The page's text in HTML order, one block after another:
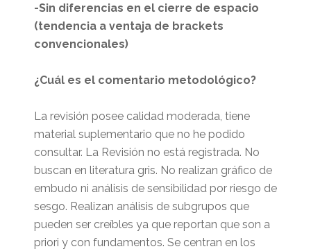
-Sin diferencias en el cierre de espacio
(tendencia a ventaja de brackets
convencionales)
¿Cuál es el comentario metodológico?
La revisión posee calidad moderada, tiene
material suplementario que no he podido
consultar. La Revisión no está registrada. No
buscan en literatura gris. No realizan gráfico de
embudo ni análisis de sensibilidad por riesgo de
sesgo. Realizan análisis de subgrupos que
pueden ser creíbles ya que reportan que son a
priori y con fundamentos. Se centran en los